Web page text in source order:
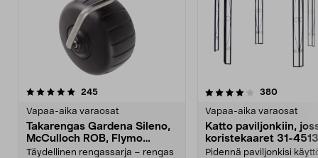
245arvostelut
Vapaa-aika varaosat
Takarengas Gardena Sileno,
McCulloch ROB, Flymo
Easilife
Täydellinen rengassarja – rengas
4.0 viidestä
380arvostelut
Vapaa-aika varaosat
Katto paviljonkiin,
koristekaaret 31-4513
Pidennä paviljonkisi
4.0 viidestä